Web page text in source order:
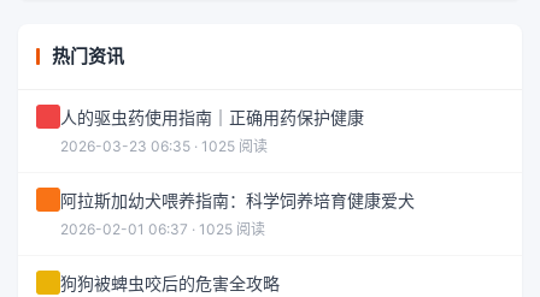
热门资讯
人的驱虫药使用指南｜正确用药保护健康
2026-03-23 06:35 · 1025 阅读
阿拉斯加幼犬喂养指南：科学饲养培育健康爱犬
2026-02-01 06:37 · 1025 阅读
狗狗被蜱虫咬后的危害全攻略